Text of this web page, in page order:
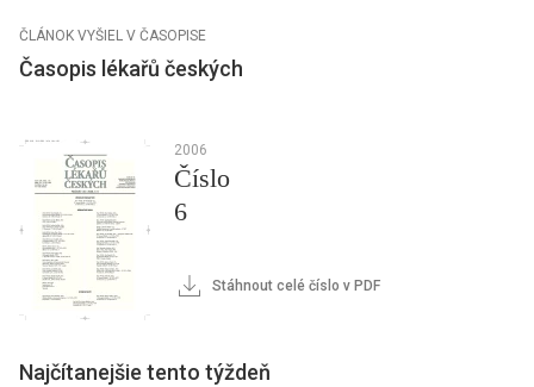
ČLÁNOK VYŠIEL V ČASOPISE
Časopis lékařů českých
2006
Číslo
6
Stáhnout celé číslo v PDF
Najčítanejšie tento týždeň